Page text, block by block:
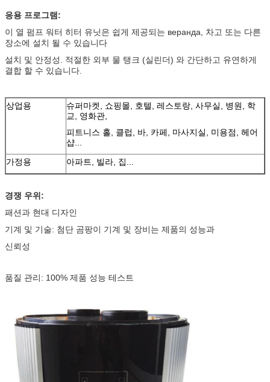
응용 프로그램:
이 열 펌프 워터 히터 유닛은 쉽게 제공되는 веранда, 차고 또는 다른
장소에 설치 될 수 있습니다
설치 및 안정성. 적절한 외부 물 탱크 (실린더) 와 간단하고 유연하게
결합 할 수 있습니다.
상업용
슈퍼마켓, 쇼핑몰, 호텔, 레스토랑, 사무실, 병원, 학
교, 영화관,
피트니스 홀, 클럽, 바, 카페, 마사지실, 미용점, 헤어
샵...
가정용
아파트, 빌라, 집...
경쟁 우위:
패션과 현대 디자인
기계 및 기술: 첨단 곰팡이 기계 및 장비는 제품의 성능과
신뢰성
품질 관리: 100% 제품 성능 테스트